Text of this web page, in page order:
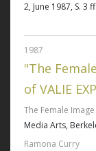
2, June 1987, S. 3 ff.
1987
"The
of VALIE
The Female
Media Arts,
Ramona Curry